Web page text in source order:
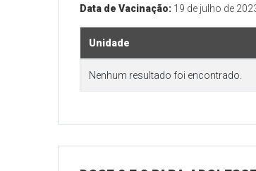
Data de Vacinação: 19 de julho de
Unidade
Nenhum resultado foi encontrado.